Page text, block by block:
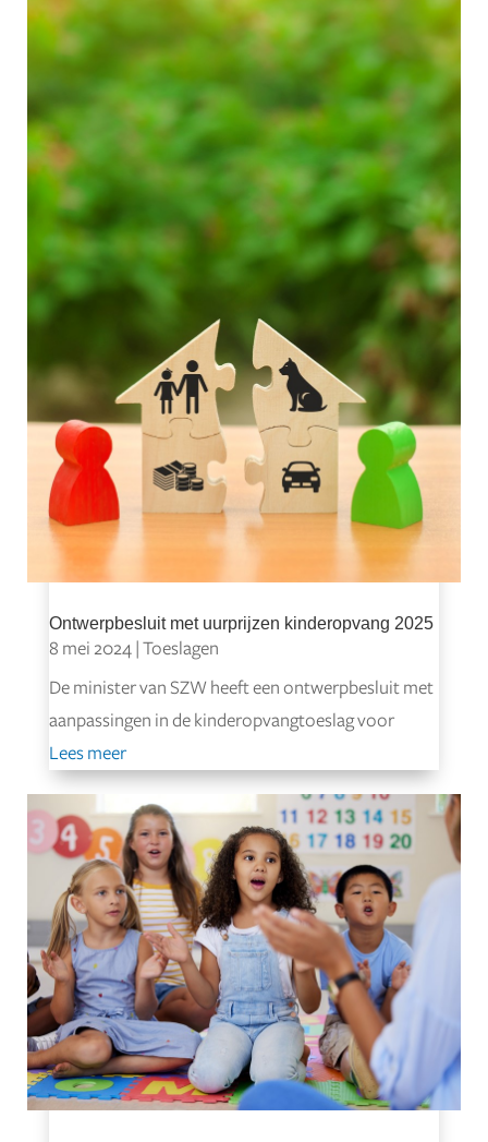
Ontwerpbesluit met uurprijzen kinderopvang 2025
8 mei 2024| Toeslagen
De minister van SZW heeft een ontwerpbesluit met
aanpassingen in de kinderopvangtoeslag voor
Lees meer